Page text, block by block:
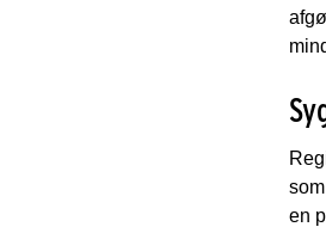
en